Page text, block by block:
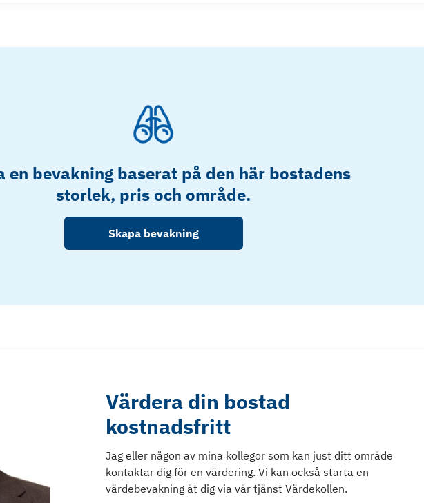
en bevakning baserat på den här bostadens
storlek, pris och område.
Skapa bevakning
Värdera din bostad
kostnadsfritt
Jag eller någon av mina kollegor som kan just ditt område
kontaktar dig för en värdering. Vi kan också starta en
värdebevakning åt dig via vår tjänst Värdekollen.